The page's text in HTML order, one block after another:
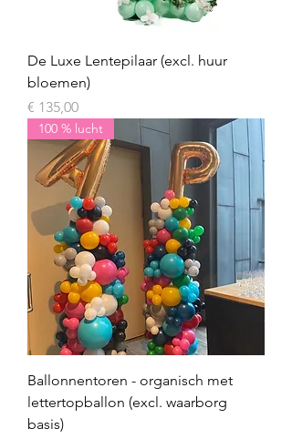
De Luxe Lentepilaar (excl. huur
bloemen)
Prijs
€ 135,00
100 % lucht
Ballonnentoren - organisch met
lettertopballon (excl. waarborg
basis)